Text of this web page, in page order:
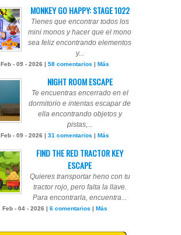
MONKEY GO HAPPY: STAGE 1022
Tienes que encontrar todos los
mini monos y hacer que el mono
sea feliz encontrando elementos
y...
Feb - 09 - 2026 | 58 comentarios | Más
NIGHT ROOM ESCAPE
Te encuentras encerrado en el
dormitorio e intentas escapar de
ella encontrando objetos y
pistas,...
Feb - 09 - 2026 | 31 comentarios | Más
FIND THE RED TRACTOR KEY
ESCAPE
Quieres transportar heno con tu
tractor rojo, pero falta la llave.
Para encontrarla, encuentra...
Feb - 04 - 2026 | 6 comentarios | Más